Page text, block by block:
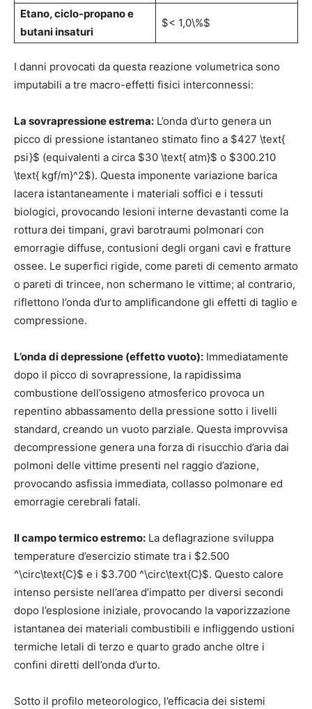
Etano, ciclo-propano e
butani insaturi
$< 1,0\%$
I danni provocati da questa reazione volumetrica sono
imputabili a tre macro-effetti fisici interconnessi:
La sovrapressione estrema: L’onda d’urto genera un
picco di pressione istantaneo stimato fino a $427 \text{
psi}$ (equivalenti a circa $30 \text{ atm}$ o $300.210
\text{ kgf/m}^2$). Questa imponente variazione barica
lacera istantaneamente i materiali soffici e i tessuti
biologici, provocando lesioni interne devastanti come la
rottura dei timpani, gravi barotraumi polmonari con
emorragie diffuse, contusioni degli organi cavi e fratture
ossee. Le superfici rigide, come pareti di cemento armato
o pareti di trincee, non schermano le vittime; al contrario,
riflettono l’onda d’urto amplificandone gli effetti di taglio e
compressione.
L’onda di depressione (effetto vuoto): Immediatamente
dopo il picco di sovrapressione, la rapidissima
combustione dell’ossigeno atmosferico provoca un
repentino abbassamento della pressione sotto i livelli
standard, creando un vuoto parziale. Questa improvvisa
decompressione genera una forza di risucchio d’aria dai
polmoni delle vittime presenti nel raggio d’azione,
provocando asfissia immediata, collasso polmonare ed
emorragie cerebrali fatali.
Il campo termico estremo: La deflagrazione sviluppa
temperature d’esercizio stimate tra i $2.500
^\circ\text{C}$ e i $3.700 ^\circ\text{C}$. Questo calore
intenso persiste nell’area d’impatto per diversi secondi
dopo l’esplosione iniziale, provocando la vaporizzazione
istantanea dei materiali combustibili e infliggendo ustioni
termiche letali di terzo e quarto grado anche oltre i
confini diretti dell’onda d’urto.
Sotto il profilo meteorologico, l’efficacia dei sistemi